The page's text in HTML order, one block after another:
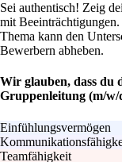
Sei authentisch! Zeig
mit
Thema kann den
Bewerbern abheben.
Wir glauben, dass du
Gruppenleitung (m/
Einfühlungsvermögen
Teamfähigkeit